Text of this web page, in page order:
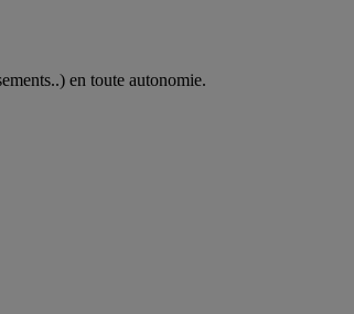
en toute autonomie.